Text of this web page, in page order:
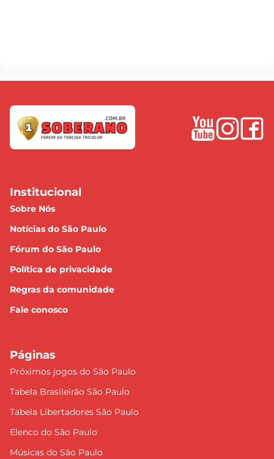
Institucional
Sobre Nós
Notícias do São Paulo
Fórum do São Paulo
Política de privacidade
Regras da comunidade
Fale conosco
Páginas
Próximos jogos do São Paulo
Tabela Brasileirão São Paulo
Tabela Libertadores São Paulo
Elenco do São Paulo
Músicas do São Paulo